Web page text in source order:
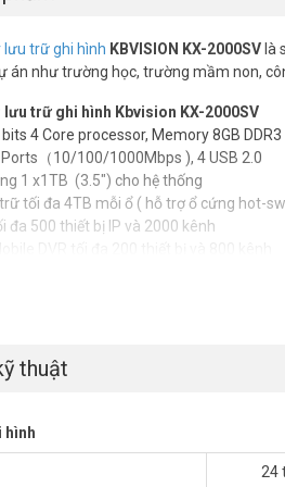
lưu trữ ghi hình KBVISION KX-2000SVlà
án như trường học, trường mầm non,
trữ ghi hình Kbvision KX-2000SV
4 Core processor, Memory 8GB DDR3
（10/100/1000Mbps ), 4 USB 2.0
1 x1TB (3.5″) cho hệ thống
tối đa 4TB mỗi ổ ( hỗ trợ ổ cứng hot-
đa 500 thiết bị IP và 2000 kênh
từ 10W-200W khi hỗ trợ ổ cứng.
từ 0℃~ 50℃
Mỹ
thuật
hình
24